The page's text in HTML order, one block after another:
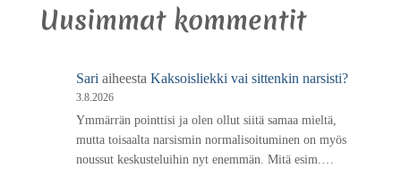
Uusimmat kommentit
Sari aiheesta Kaksoisliekki vai sittenkin narsisti?
3.8.2026
Ymmärrän pointtisi ja olen ollut siitä samaa mieltä,
mutta toisaalta narsismin normalisoituminen on myös
noussut keskusteluihin nyt enemmän. Mitä esim.…